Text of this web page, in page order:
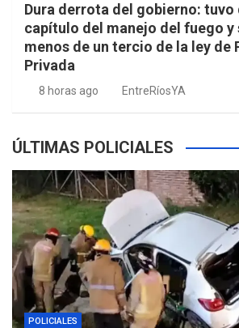
Dura derrota del gobierno: tuvo
capítulo del manejo del fuego y
menos de un tercio de la ley de
Privada
8 horas ago EntreRíosYA
ÚLTIMAS POLICIALES
POLICIALES